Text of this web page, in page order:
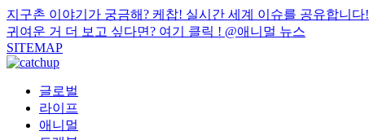
지구촌 이야기가 궁금해? 케찹! 실시간 세계 이슈를 공유합니다!
귀여운 거 더 보고 싶다면? 여기 클릭 ! @애니멀 뉴스
SITEMAP
글로벌
라이프
애니멀